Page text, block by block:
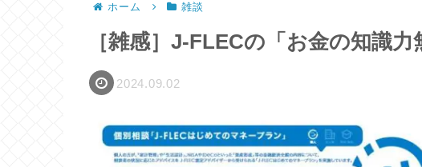
ホーム 雑談
［雑感］J-FLECの「お金の知識力
2024.09.02